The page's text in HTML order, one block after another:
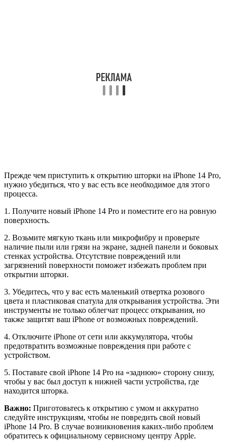
Прежде чем приступить к открытию шторки на iPhone 14 Pro,
нужно убедиться, что у вас есть все необходимое для этого
процесса.
1. Получите новый iPhone 14 Pro и поместите его на ровную
поверхность.
2. Возьмите мягкую ткань или микрофибру и проверьте
наличие пыли или грязи на экране, задней панели и боковых
стенках устройства. Отсутствие повреждений или
загрязнений поверхности поможет избежать проблем при
открытии шторки.
3. Убедитесь, что у вас есть маленький отвертка розового
цвета и пластиковая спатула для открывания устройства. Эти
инструменты не только облегчат процесс открывания, но
также защитят ваш iPhone от возможных повреждений.
4. Отключите iPhone от сети или аккумулятора, чтобы
предотвратить возможные повреждения при работе с
устройством.
5. Поставьте свой iPhone 14 Pro на «заднюю» сторону снизу,
чтобы у вас был доступ к нижней части устройства, где
находится шторка.
Важно: Приготовьтесь к открытию с умом и аккуратно
следуйте инструкциям, чтобы не повредить свой новый
iPhone 14 Pro. В случае возникновения каких-либо проблем
обратитесь к официальному сервисному центру Apple.